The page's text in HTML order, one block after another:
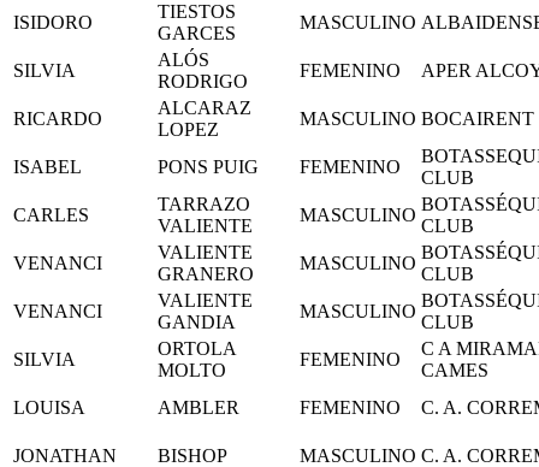
ISIDORO
TIESTOS
GARCES
MASCULINO
SILVIA
ALÓS
RODRIGO
FEMENINO APER
RICARDO
ALCARAZ
LOPEZ
MASCULINO BOCAIRENT
ISABEL PONS PUIG FEMENINO
CLUB
CARLES
TARRAZO
VALIENTE
MASCULINO
CLUB
VENANCI
VALIENTE
GRANERO
MASCULINO
CLUB
VENANCI
VALIENTE
GANDIA
MASCULINO
CLUB
SILVIA
ORTOLA
MOLTO
FEMENINO
C A
CAMES
LOUISA
AMBLER FEMENINO C. A.
JONATHAN BISHOP MASCULINO C. A.